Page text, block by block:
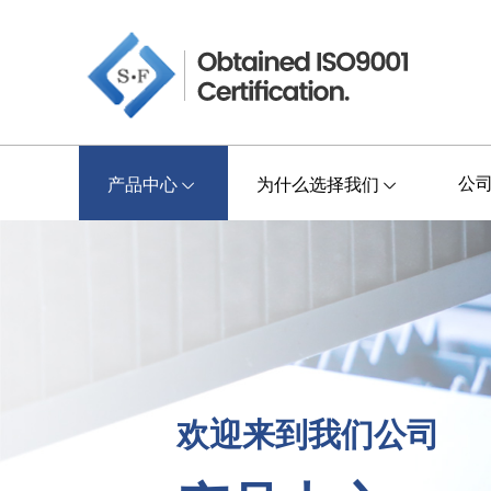
产品中心 为什么选择我们 公
欢迎来到我们公司